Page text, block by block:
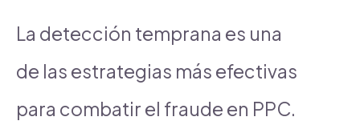
La detección temprana es una
de las estrategias más efectivas
para combatir el fraude en PPC.